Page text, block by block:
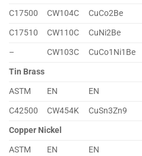
C17500
CW104C CuCo2Be
C17510
CW110C CuNi2Be
–
CW103C CuCo1Ni1Be
Tin Brass
ASTM
EN EN
C42500
CW454K CuSn3Zn9
Copper Nickel
ASTM
EN EN